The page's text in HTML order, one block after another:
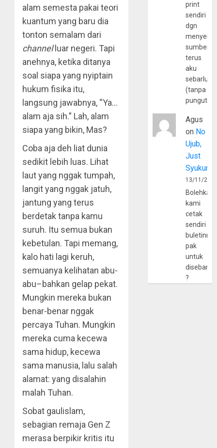
alam semesta pakai teori
kuantum yang baru dia
tonton semalam dari
channelluar negeri. Tapi
anehnya, ketika ditanya
soal siapa yang nyiptain
hukum fisika itu,
langsung jawabnya, “Ya…
alam aja sih.” Lah, alam
siapa yang bikin, Mas?
Coba aja deh liat dunia
sedikit lebih luas. Lihat
laut yang nggak tumpah,
langit yang nggak jatuh,
jantung yang terus
berdetak tanpa kamu
suruh. Itu semua bukan
kebetulan. Tapi memang,
kalo hati lagi keruh,
semuanya kelihatan abu-
abu–bahkan gelap pekat.
Mungkin mereka bukan
benar-benar nggak
percaya Tuhan. Mungkin
mereka cuma kecewa
sama hidup, kecewa
sama manusia, lalu salah
alamat: yang disalahin
malah Tuhan.
Sobat gaulislam,
sebagian remaja Gen Z
merasa berpikir kritis itu
print
sendiri
dgn
sumber
terus
aku
(tanpa
Agus
on No
Ujub,
Just
Syukur
13/11/
Bolehkah
kami
cetak
sendiri
pak
untuk
?